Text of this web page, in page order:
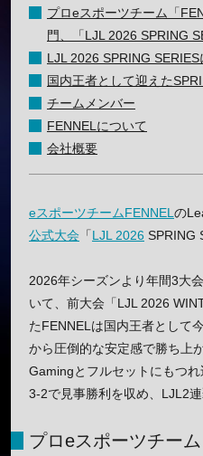
プロeスポーツチーム「
門、「LJL 2026 SPRING
LJL 2026 SPRING SERIES
国内王者として迎えた
チームメンバー
FENNELについて
会社概要
eスポーツチームFENNEL の
公式大会 「LJL 2026 SPRING
2026年シーズンより年間3大
いて、前大会「LJL 2026
たFENNELは国内王者として
から圧倒的な安定感で勝ち上
Gamingとフルセットにもつれ
3-2で見事勝利を収め、LJL2
プロeスポーツチー